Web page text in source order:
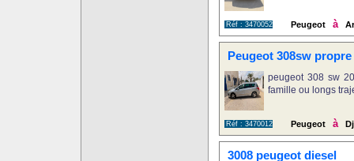
Réf : 3470052 Peugeot à
Peugeot 308sw
peugeot 308 sw
famille ou longs
Réf : 3470012 Peugeot à
3008 peugeot diesel